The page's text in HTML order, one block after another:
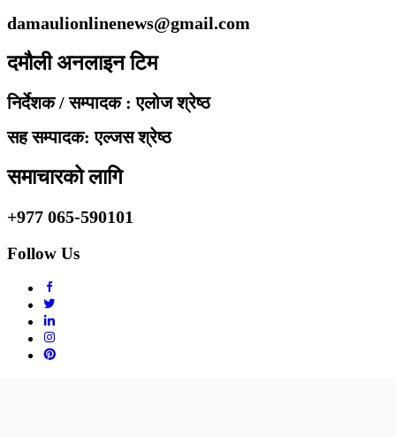
damaulionlinenews@gmail.com
दमौली अनलाइन टिम
निर्देशक / सम्पादक : एलोज श्रेष्ठ
सह सम्पादक: एल्जस श्रेष्ठ
समाचारको लागि
+977 065-590101
Follow Us